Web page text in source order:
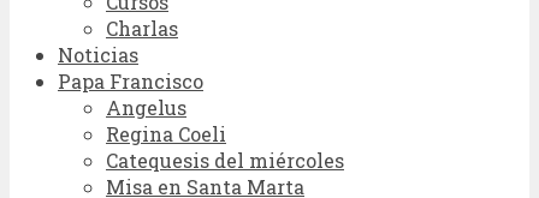
Charlas
Noticias
Papa Francisco
Angelus
Regina Coeli
Catequesis del miércoles
Misa en Santa Marta